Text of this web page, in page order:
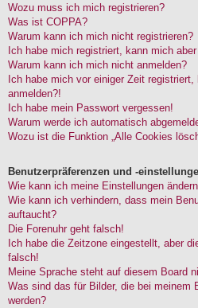
Wozu muss ich mich registrieren?
Was ist COPPA?
Warum kann ich mich nicht registrieren?
Ich habe mich registriert, kann mich
Warum kann ich mich nicht anmelden?
Ich habe mich vor einiger Zeit
anmelden?!
Ich habe mein Passwort vergessen!
Warum werde ich automatisch
Wozu ist die Funktion „Alle Cookies
Benutzerpräferenzen und -
Wie kann ich meine Einstellungen
Wie kann ich verhindern, dass mein
auftaucht?
Die Forenuhr geht falsch!
Ich habe die Zeitzone eingestellt, aber
falsch!
Meine Sprache steht auf diesem Board
Was sind das für Bilder, die bei meinem
werden?